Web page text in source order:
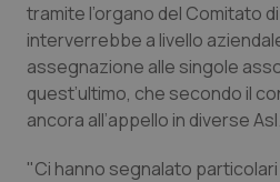
Provincia Autonoma di
Provincia Autonoma di
Infezioni & Febbre
Ipertensione &
tramite l’organo del Comitato
interverrebbe a livello
assegnazione alle singole
quest’ultimo, che secondo il
ancora all’appello in diverse Asl.
"Ci hanno segnalato